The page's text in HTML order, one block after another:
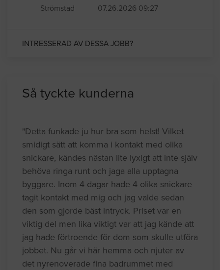
Strömstad 07.26.2026 09:27
INTRESSERAD AV DESSA JOBB?
Så tyckte kunderna
"Detta funkade ju hur bra som helst! Vilket
smidigt sätt att komma i kontakt med olika
snickare, kändes nästan lite lyxigt att inte själv
behöva ringa runt och jaga alla upptagna
byggare. Inom 4 dagar hade 4 olika snickare
tagit kontakt med mig och jag valde sedan
den som gjorde bäst intryck. Priset var en
viktig del men lika viktigt var att jag kände att
jag hade förtroende för dom som skulle utföra
jobbet. Nu går vi här hemma och njuter av
det nyrenoverade fina badrummet med